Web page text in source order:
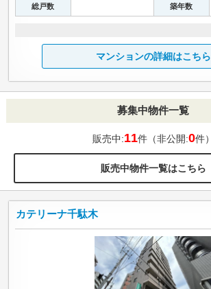
総戸数 築年数
マンションの詳細はこちら
募集中物件一覧
販売中:11件（非公開:0件）
販売中物件一覧はこちら
カテリーナ千駄木